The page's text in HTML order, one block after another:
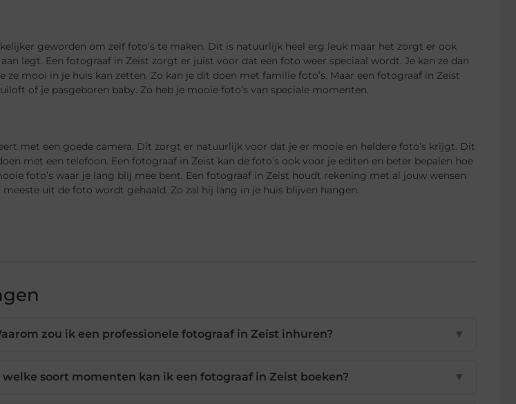
geworden om zelf foto’s te maken. Dit is natuurlijk heel erg leuk maar het zorgt er ook
legt. Een fotograaf in Zeist zorgt er juist voor dat een foto weer speciaal wordt. Je kan ze dan
mooi in je huis kan zetten. Zo kan je dit doen met familie foto’s. Maar een fotograaf in Zeist
of je pasgeboren baby. Zo heb je mooie foto’s van speciale momenten.
met een goede camera. Dit zorgt er natuurlijk voor dat je er mooie en heldere foto’s krijgt. Dit
met een telefoon. Een fotograaf in Zeist kan de foto’s ook voor je editen en beter bepalen hoe
foto’s waar je lang blij mee bent. Een fotograaf in Zeist houdt rekening met al jouw wensen
uit de foto wordt gehaald. Zo zal hij lang in je huis blijven hangen.
zou ik een professionele fotograaf in Zeist inhuren? ▼
welke soort momenten kan ik een fotograaf in Zeist boeken? ▼